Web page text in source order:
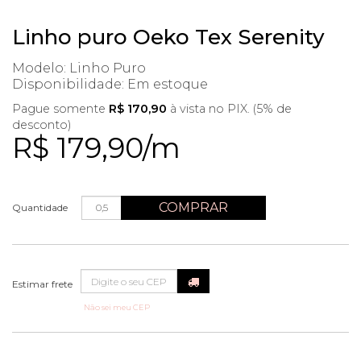
Linho puro Oeko Tex Serenity
Modelo: Linho Puro
Disponibilidade: Em estoque
R$ 179,90/m
Pague somente R$ 170,90 à vista no PIX. (5% de
desconto)
Quantidade COMPRAR
Não sei meu CEP